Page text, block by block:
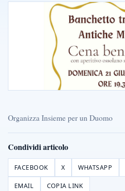
Organizza Insieme per un Duomo
Condividi articolo
FACEBOOK X WHATSAPP
EMAIL COPIA LINK